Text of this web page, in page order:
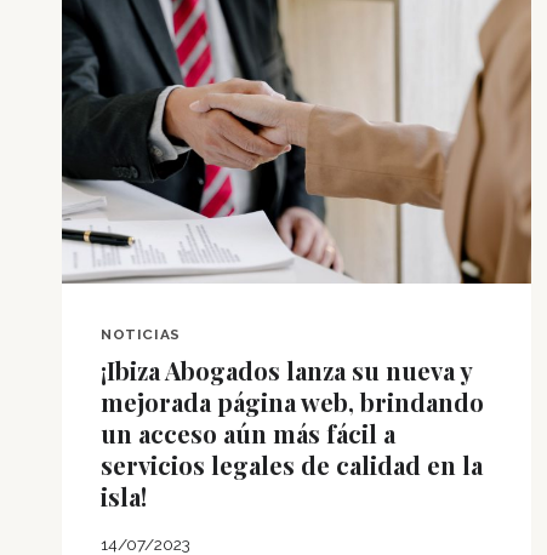
NOTICIAS
¡Ibiza Abogados lanza su nueva y
mejorada página web, brindando
un acceso aún más fácil a
servicios legales de calidad en la
isla!
14/07/2023